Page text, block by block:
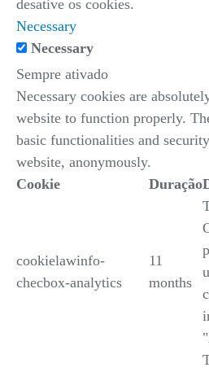
desative os cookies.
Necessary
Necessary
Sempre ativado
Necessary cookies are
website to function properly.
basic functionalities and
website, anonymously.
Cookie
Duração
cookielawinfo-
checbox-analytics
11
months